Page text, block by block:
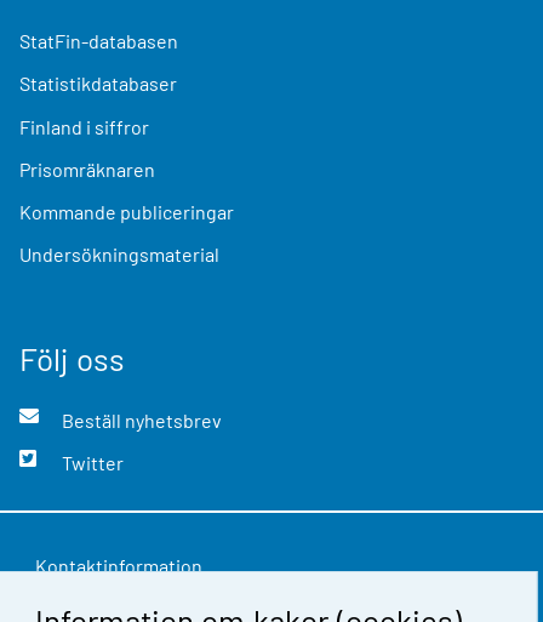
StatFin-databasen
Statistikdatabaser
Finland i siffror
Prisomräknaren
Kommande publiceringar
Undersökningsmaterial
Följ oss
Beställ nyhetsbrev
Twitter
Kontaktinformation
Respons